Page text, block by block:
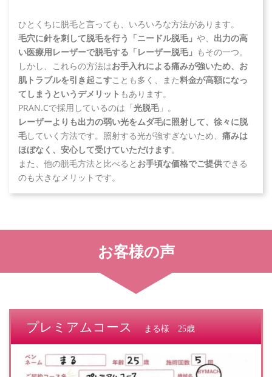
ひとくちに脱毛と言っても、いろいろな方法があります。
毛穴に針を刺して脱毛を行う「ニードル脱毛」 や、 出力の高
い医療用レーザーで脱毛する「レーザー脱毛」 もその一つ。
しかし、これらの方法はお手入れによる痛みが強いため、お
肌トラブルを引き起こすことも多く、また料金が高額になっ
てしまうというデメリット もあります。
PRAN.Cで採用しているのは「光脱毛」。
レーザーよりも出力の弱い光をムダ毛に照射して、徐々に脱
毛していく方法です。照射する光が強すぎないため、 痛みは
ほぼなく、安心して受けていただけます。
また、他の脱毛方法と比べると お手頃な価格でご提供できる
のも大きなメリットです。
お客様の声
プレミアムコース まる様 25歳